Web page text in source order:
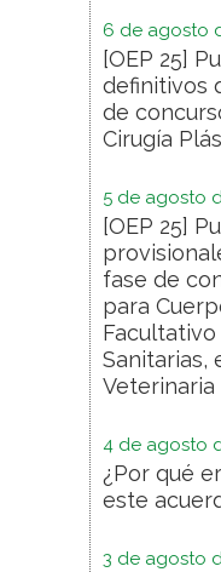
6 de agosto
[OEP 25]
definitivos
de
Cirugía
5 de agosto
[OEP 25]
fase de
para
Sanitarias,
Veterinaria
4 de agosto
¿Por qué
este
3 de agosto